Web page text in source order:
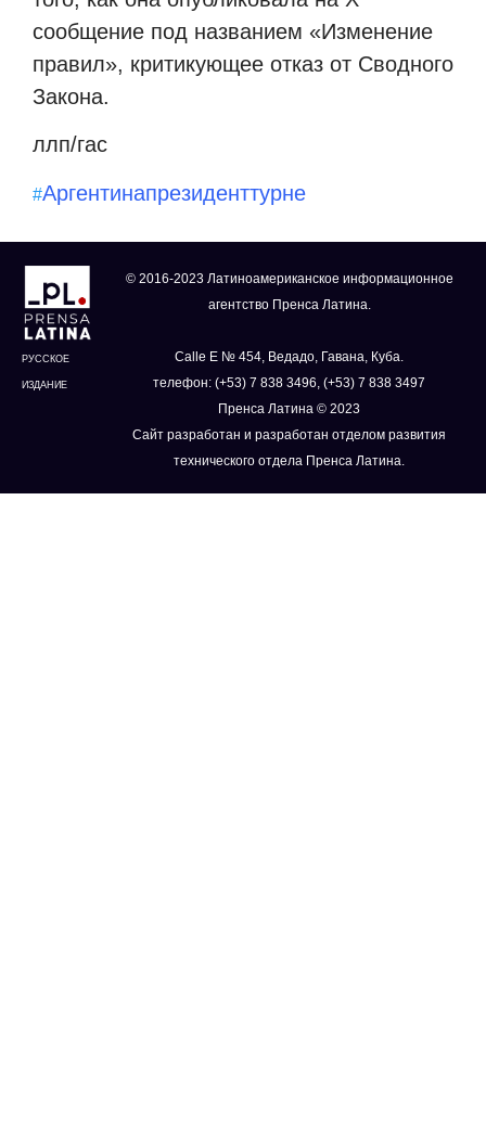
сообщение под названием «Изменение
правил», критикующее отказ от Сводного
Закона.
ллп/гас
#Аргентинапрезиденттурне
РУССКОЕ
ИЗДАНИЕ
© 2016-2023 Латиноамериканское информационное
агентство Пренса Латина.
Calle E № 454, Ведадо, Гавана, Куба.
телефон: (+53) 7 838 3496, (+53) 7 838 3497
Пренса Латина © 2023
Сайт разработан и разработан отделом развития
технического отдела Пренса Латина.